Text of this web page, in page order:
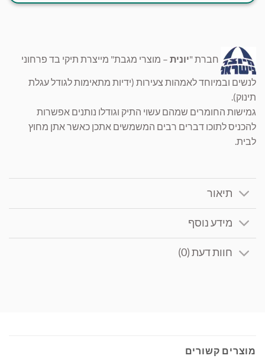
חברת "יונית – מוצרי מגבת" מייצרת תיקי בד פרחוני
לנשים ובמיוחד לאמהות צעירות (ידיות מתאימות לגודל עגלת
תינוק).
גמישות החומרים שמהם עשוי התיק וגודלו נותנים אפשרות
להכניס לתוכו דברים רבים המשמשים אתכן כאשר אתן מחוץ
לבית.
תיאור
מידע נוסף
חוות דעת (0)
מוצרים קשורים